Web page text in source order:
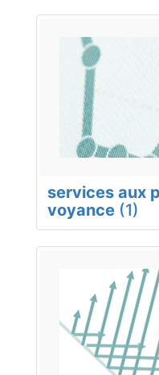
services aux
voyance (1)